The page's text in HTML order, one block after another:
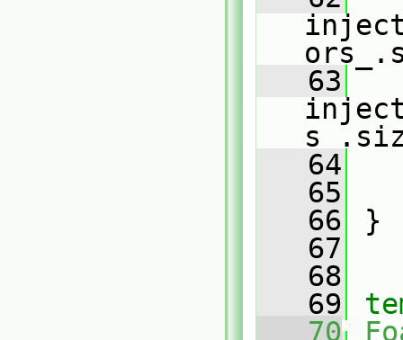
   63
   64
   65
   66
}
   67
   68
   69
   70